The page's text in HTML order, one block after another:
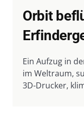
Orbit
Ein Aufzug in
im Weltraum,
3D-Drucker,